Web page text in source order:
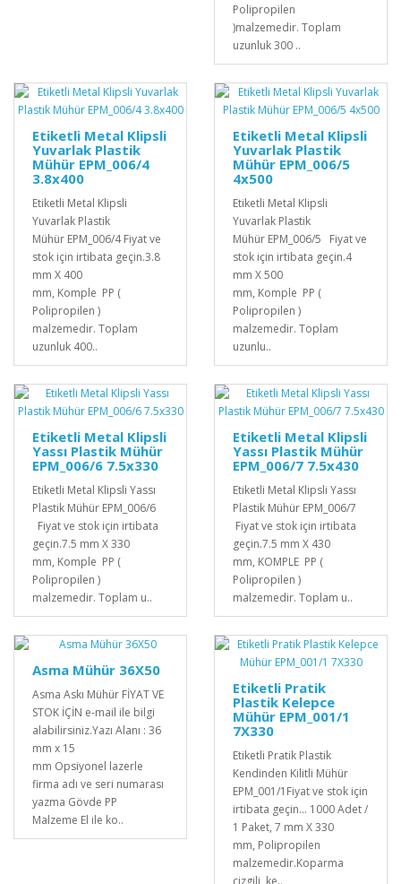
Polipropilen
)malzemedir. Toplam
uzunluk 300 ..
Etiketli Metal Klipsli
Yuvarlak Plastik
Mühür EPM_006/4
3.8x400
Etiketli Metal Klipsli
Yuvarlak Plastik
Mühür EPM_006/4 Fiyat ve
stok için irtibata geçin.3.8
mm X 400
mm, Komple PP (
Polipropilen )
malzemedir. Toplam
uzunluk 400..
Etiketli Metal Klipsli
Yuvarlak Plastik
Mühür EPM_006/5
4x500
Etiketli Metal Klipsli
Yuvarlak Plastik
Mühür EPM_006/5 Fiyat ve
stok için irtibata geçin.4
mm X 500
mm, Komple PP (
Polipropilen )
malzemedir. Toplam
uzunlu..
Etiketli Metal Klipsli
Yassı Plastik Mühür
EPM_006/6 7.5x330
Etiketli Metal Klipsli Yassı
Plastik Mühür EPM_006/6
Fiyat ve stok için irtibata
geçin.7.5 mm X 330
mm, Komple PP (
Polipropilen )
malzemedir. Toplam u..
Etiketli Metal Klipsli
Yassı Plastik Mühür
EPM_006/7 7.5x430
Etiketli Metal Klipsli Yassı
Plastik Mühür EPM_006/7
Fiyat ve stok için irtibata
geçin.7.5 mm X 430
mm, KOMPLE PP (
Polipropilen )
malzemedir. Toplam u..
Asma Mühür 36X50
Asma Askı Mühür FİYAT VE
STOK İÇİN e-mail ile bilgi
alabilirsiniz.Yazı Alanı : 36
mm x 15
mm Opsiyonel lazerle
firma adı ve seri numarası
yazma Gövde PP
Malzeme El ile ko..
Etiketli Pratik
Plastik Kelepce
Mühür EPM_001/1
7X330
Etiketli Pratik Plastik
Kendinden Kilitli Mühür
EPM_001/1Fiyat ve stok için
irtibata geçin... 1000 Adet /
1 Paket, 7 mm X 330
mm, Polipropilen
malzemedir. Koparma
çizgili, ke..